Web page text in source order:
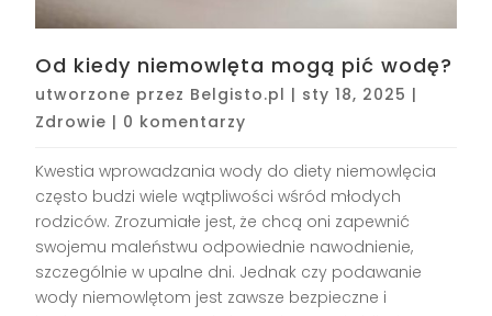
Od kiedy niemowlęta mogą pić wodę?
utworzone przez Belgisto.pl | sty 18, 2025 |
Zdrowie | 0 komentarzy
Kwestia wprowadzania wody do diety niemowlęcia
często budzi wiele wątpliwości wśród młodych
rodziców. Zrozumiałe jest, że chcą oni zapewnić
swojemu maleństwu odpowiednie nawodnienie,
szczególnie w upalne dni. Jednak czy podawanie
wody niemowlętom jest zawsze bezpieczne i